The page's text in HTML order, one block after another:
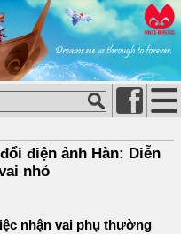
điện ảnh Hàn: Diễn
nhỏ
nhận vai phụ thường